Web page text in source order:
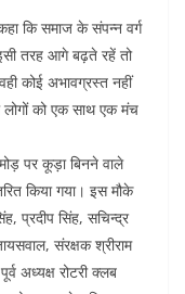
कि समाज के संपन्न वर्ग
तरह आगे बढ़ते रहें तो
कोई अभावग्रस्त नहीं
लोगों को एक साथ एक मंच
पर कूड़ा बिनने वाले
किया गया। इस मौके
प्रदीप सिंह, सचिन्द्र
संरक्षक श्रीराम
अध्यक्ष रोटरी क्लब